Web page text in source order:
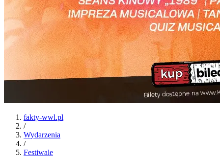
fakty-wwl.pl
/
Wydarzenia
/
Festiwale